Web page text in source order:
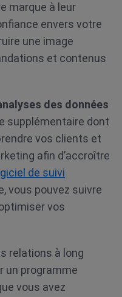
marque à leur
envers votre
une image
et contenus
des données
supplémentaire dont
vos clients et
afin d’accroître
de suivi
vous pouvez suivre
vos
relations à long
un programme
vous avez